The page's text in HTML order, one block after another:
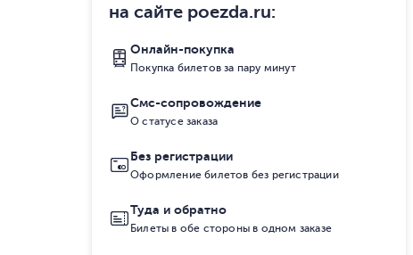
на сайте poezda.ru:
Онлайн-покупка
Покупка билетов за пару минут
Смс-сопровождение
О статусе заказа
Без регистрации
Оформление билетов без регистрации
Туда и обратно
Билеты в обе стороны в одном заказе